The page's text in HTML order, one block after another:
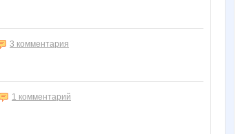
3 комментария
1 комментарий